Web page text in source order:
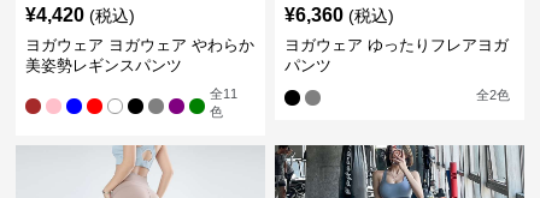
¥4,420 (税込)
ヨガウェア ヨガウェア やわらか
美姿勢レギンスパンツ
全11
色
¥6,360 (税込)
ヨガウェア ゆったりフレアヨガ
パンツ
全2色